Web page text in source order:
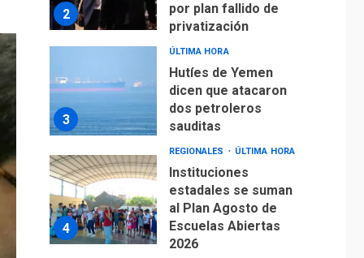
2
por plan fallido de
privatización
3
ÚLTIMA HORA
Hutíes de Yemen
dicen que atacaron
dos petroleros
sauditas
4
REGIONALES ÚLTIMA HORA
Instituciones
estadales se suman
al Plan Agosto de
Escuelas Abiertas
2026